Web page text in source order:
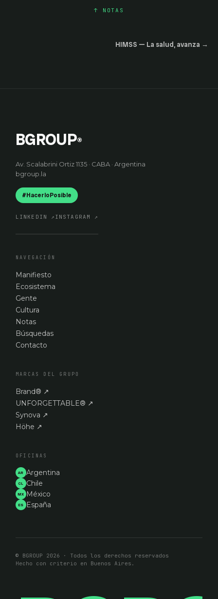
↑ NOTAS
HIMSS — La salud, avanza →
BGROUP®
Av. Scalabrini Ortiz 1135 · CABA · Argentina
bgroup.la
#HacerloPosible
LINKEDIN ↗ INSTAGRAM ↗
NAVEGACIÓN
Manifiesto
Ecosistema
Gente
Cultura
Notas
Búsquedas
Contacto
MARCAS DEL GRUPO
Brand® ↗
UNFORGETTABLE® ↗
Synova ↗
Höhe ↗
OFICINAS
AR Argentina
CL Chile
MX México
ES España
© BGROUP 2026 · Todos los derechos reservados
Hecho con criterio en Buenos Aires.